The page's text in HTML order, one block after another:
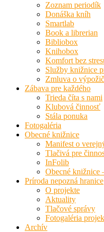
Zoznam periodík
Donáška kníh
Smartlab
Book a librerian
Bibliobox
Knihobox
Komfort bez
Služby knižnice
Zmluva o
Zábava pre každého
Trieda číta s nami
Klubová činnosť
Stála ponuka
Fotogaléria
Obecné knižnice
Manifest o
Tlačivá pre
InFolib
Obecné knižnice
Príroda nepozná hranice
O projekte
Aktuality
Tlačové správy
Fotogaléria
Archív